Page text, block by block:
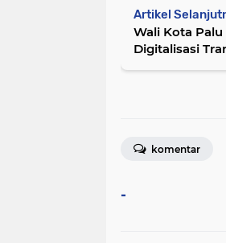
Artikel
Wali Kota
Digitalisasi
komentar
-